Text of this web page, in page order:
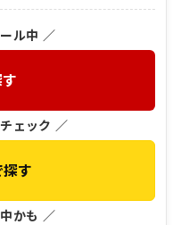
ル中 ／
ェック ／
す
かも ／